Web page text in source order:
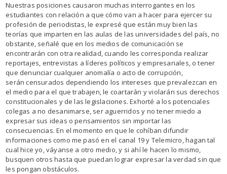
Nuestras posiciones causaron muchas interrogantes en los
estudiantes con relación a que cómo van a hacer para ejercer su
profesión de periodistas, le expresé que están muy bien las
teorías que imparten en las aulas de las universidades del país, no
obstante, señalé que en los medios de comunicación se
encontrarán con otra realidad, cuando les corresponda realizar
reportajes, entrevistas a líderes políticos y empresariales, o tener
que denunciar cualquier anomalía o acto de corrupción,
serán censurados dependiendo los intereses que prevalezcan en
el medio para el que trabajen, le coartarán y violarán sus derechos
constitucionales y de las legislaciones. Exhorté a los potenciales
colegas a no desanimarse, ser aguerridos y no tener miedo a
expresar sus ideas o pensamientos sin importar las
consecuencias. En el momento en que le cohíban difundir
informaciones como me pasó en el canal 19 y Telemicro, hagan tal
cual hice yo, váyanse a otro medio, y si ahí le hacen lo mismo,
busquen otros hasta que puedan lograr expresar la verdad sin que
les pongan obstáculos.